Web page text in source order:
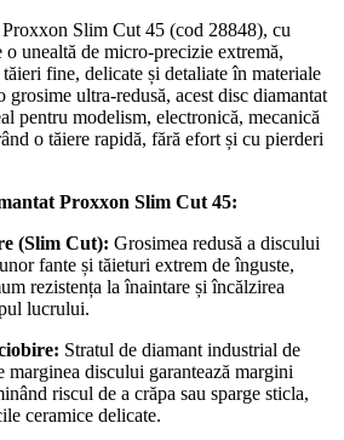
Slim Cut 45 (cod 28848), cu
unealtă de micro-precizie extremă,
fine, delicate și detaliate în materiale
grosime ultra-redusă, acest disc diamantat
pentru modelism, electronică, mecanică
o tăiere rapidă, fără efort și cu pierderi
Proxxon Slim Cut 45:
(Slim Cut): Grosimea redusă a discului
fante și tăieturi extrem de înguste,
rezistența la înaintare și încălzirea
lucrului.
Stratul de diamant industrial de
marginea discului garantează margini
riscul de a crăpa sau sparge sticla,
ceramice delicate.